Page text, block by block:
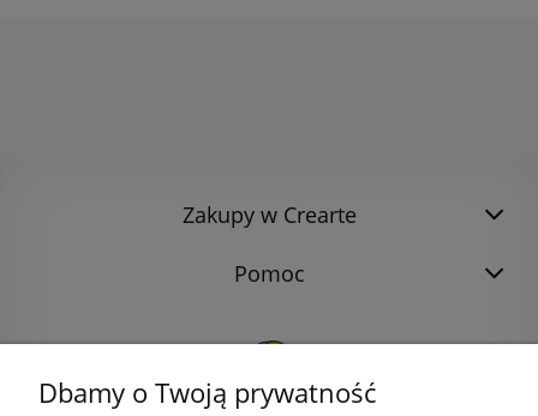
Zakupy w Crearte
Pomoc
Dbamy o Twoją prywatność